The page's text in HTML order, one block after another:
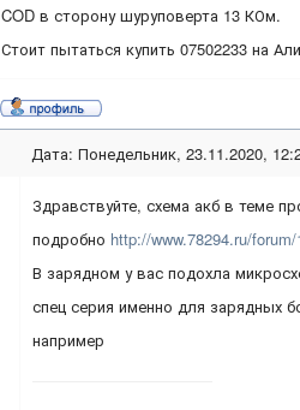
COD в сторону шуруповерта 13 КОм.
Стоит пытаться купить 07502233 на
Дата: Понедельник, 23.11.2020,
Здравствуйте, схема акб в теме
подробно http://www.78294.ru/
В зарядном у вас подохла
спец серия именно для зарядных
например